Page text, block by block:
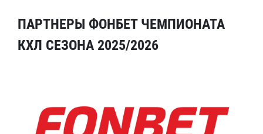
ПАРТНЕРЫ ФОНБЕТ ЧЕМПИОНАТА
КХЛ СЕЗОНА 2025/2026